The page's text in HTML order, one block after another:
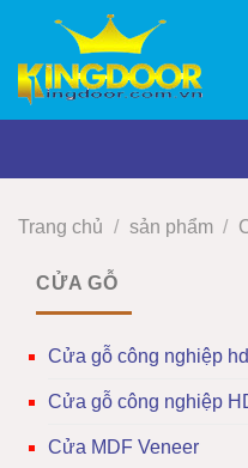
nội
dung
Trang chủ / sản phẩm /
CỬA GỖ
Cửa gỗ công nghiệp
Cửa gỗ công nghiệp
Cửa MDF Veneer